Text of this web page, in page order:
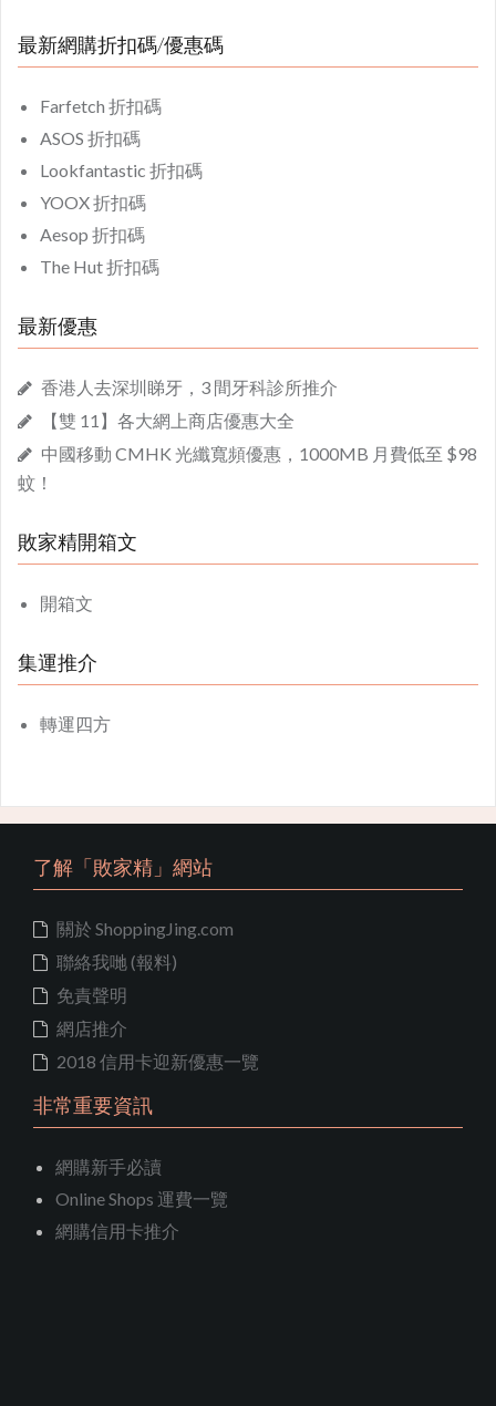
最新網購折扣碼/優惠碼
Farfetch 折扣碼
ASOS 折扣碼
Lookfantastic 折扣碼
YOOX 折扣碼
Aesop 折扣碼
The Hut 折扣碼
最新優惠
香港人去深圳睇牙，3 間牙科診所推介
【雙 11】各大網上商店優惠大全
中國移動 CMHK 光纖寬頻優惠，1000MB 月費低至 $98
蚊！
敗家精開箱文
開箱文
集運推介
轉運四方
了解「敗家精」網站
關於 ShoppingJing.com
聯絡我哋 (報料)
免責聲明
網店推介
2018 信用卡迎新優惠一覽
非常重要資訊
網購新手必讀
Online Shops 運費一覽
網購信用卡推介